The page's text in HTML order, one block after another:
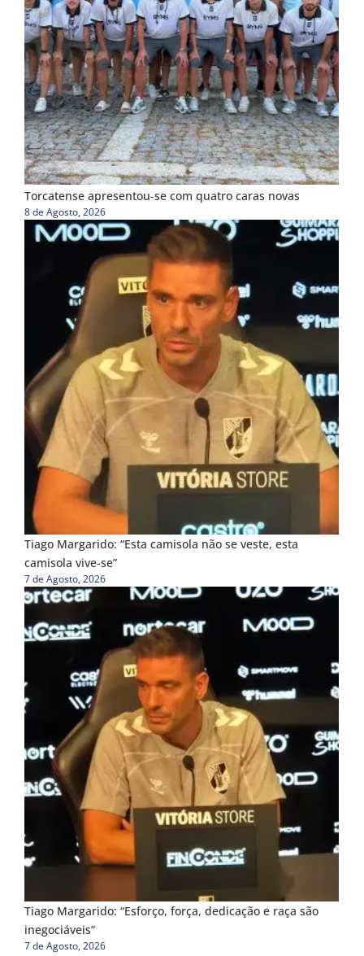
Torcatense apresentou-se com quatro caras novas
8 de Agosto, 2026
Tiago Margarido: “Esta camisola não se veste, esta
camisola vive-se”
7 de Agosto, 2026
Tiago Margarido: “Esforço, força, dedicação e raça são
inegociáveis”
7 de Agosto, 2026